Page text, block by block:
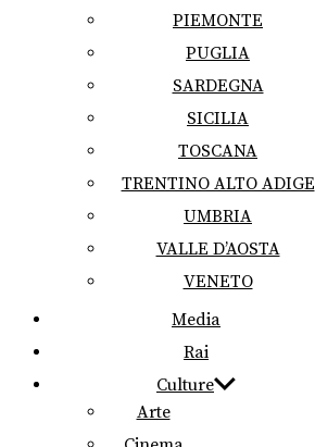
PIEMONTE
PUGLIA
SARDEGNA
SICILIA
TOSCANA
TRENTINO ALTO ADIGE
UMBRIA
VALLE D’AOSTA
VENETO
Media
Rai
Culture
Arte